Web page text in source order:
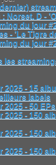
Norset. D -
du jour
- ’Le Tigre
du jour
les
2025 - 15
labels
2025 - 50
2025 - 150
2025 - 150
2025 - 150